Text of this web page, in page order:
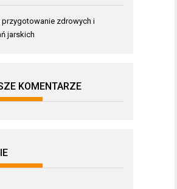
przygotowanie zdrowych i
jarskich
KOMENTARZE